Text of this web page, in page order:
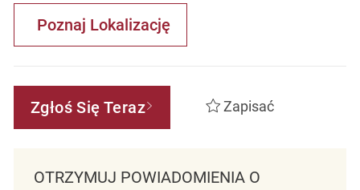
Poznaj Lokalizację
Zgłoś Się Teraz Zapisać
OTRZYMUJ POWIADOMIENIA O